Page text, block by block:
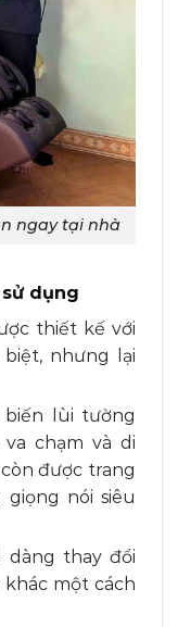
ngay tại nhà
dụng
thiết kế với
nhưng lại
biến lùi tường
chạm và di
được trang
nói siêu
thay đổi
một cách